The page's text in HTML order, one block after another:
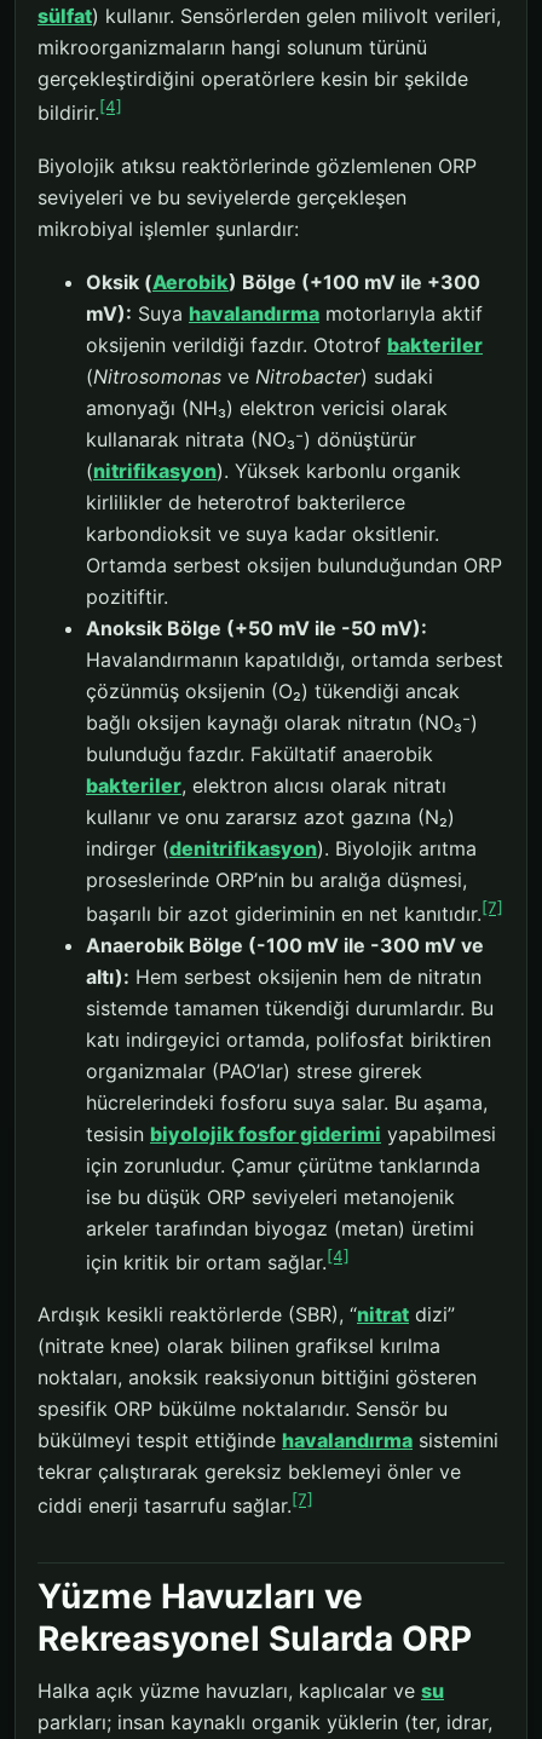
sülfat) kullanır. Sensörlerden gelen milivolt verileri,
mikroorganizmaların hangi solunum türünü
gerçekleştirdiğini operatörlere kesin bir şekilde
bildirir.[4]
Biyolojik atıksu reaktörlerinde gözlemlenen ORP
seviyeleri ve bu seviyelerde gerçekleşen
mikrobiyal işlemler şunlardır:
Oksik (Aerobik) Bölge (+100 mV ile +300
mV): Suya havalandırma motorlarıyla aktif
oksijenin verildiği fazdır. Ototrof bakteriler
(Nitrosomonas ve Nitrobacter) sudaki
amonyağı (NH₃) elektron vericisi olarak
kullanarak nitrata (NO₃⁻) dönüştürür
(nitrifikasyon). Yüksek karbonlu organik
kirlilikler de heterotrof bakterilerce
karbondioksit ve suya kadar oksitlenir.
Ortamda serbest oksijen bulunduğundan ORP
pozitiftir.
Anoksik Bölge (+50 mV ile -50 mV):
Havalandırmanın kapatıldığı, ortamda serbest
çözünmüş oksijenin (O₂) tükendiği ancak
bağlı oksijen kaynağı olarak nitratın (NO₃⁻)
bulunduğu fazdır. Fakültatif anaerobik
bakteriler, elektron alıcısı olarak nitratı
kullanır ve onu zararsız azot gazına (N₂)
indirger (denitrifikasyon). Biyolojik arıtma
proseslerinde ORP’nin bu aralığa düşmesi,
başarılı bir azot gideriminin en net kanıtıdır.[7]
Anaerobik Bölge (-100 mV ile -300 mV ve
altı): Hem serbest oksijenin hem de nitratın
sistemde tamamen tükendiği durumlardır. Bu
katı indirgeyici ortamda, polifosfat biriktiren
organizmalar (PAO’lar) strese girerek
hücrelerindeki fosforu suya salar. Bu aşama,
tesisin biyolojik fosfor giderimi yapabilmesi
için zorunludur. Çamur çürütme tanklarında
ise bu düşük ORP seviyeleri metanojenik
arkeler tarafından biyogaz (metan) üretimi
için kritik bir ortam sağlar.[4]
Ardışık kesikli reaktörlerde (SBR), “nitrat dizi”
(nitrate knee) olarak bilinen grafiksel kırılma
noktaları, anoksik reaksiyonun bittiğini gösteren
spesifik ORP bükülme noktalarıdır. Sensör bu
bükülmeyi tespit ettiğinde havalandırma sistemini
tekrar çalıştırarak gereksiz beklemeyi önler ve
ciddi enerji tasarrufu sağlar.[7]
Yüzme Havuzları ve
Rekreasyonel Sularda ORP
Halka açık yüzme havuzları, kaplıcalar ve su
parkları; insan kaynaklı organik yüklerin (ter, idrar,